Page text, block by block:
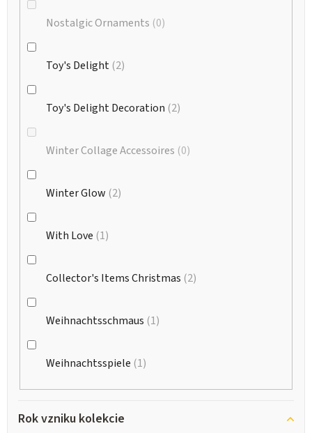
Nostalgic Ornaments 0
Toy's Delight 2
Toy's Delight Decoration 2
Winter Collage Accessoires 0
Winter Glow 2
With Love 1
Collector's Items Christmas 2
Weihnachtsschmaus 1
Weihnachtsspiele 1
Rok vzniku kolekcie